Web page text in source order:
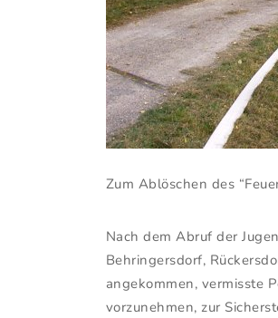
Zum Ablöschen des
Nach dem Abruf der
Behringersdorf,
angekommen, vermisste
vorzunehmen, zur